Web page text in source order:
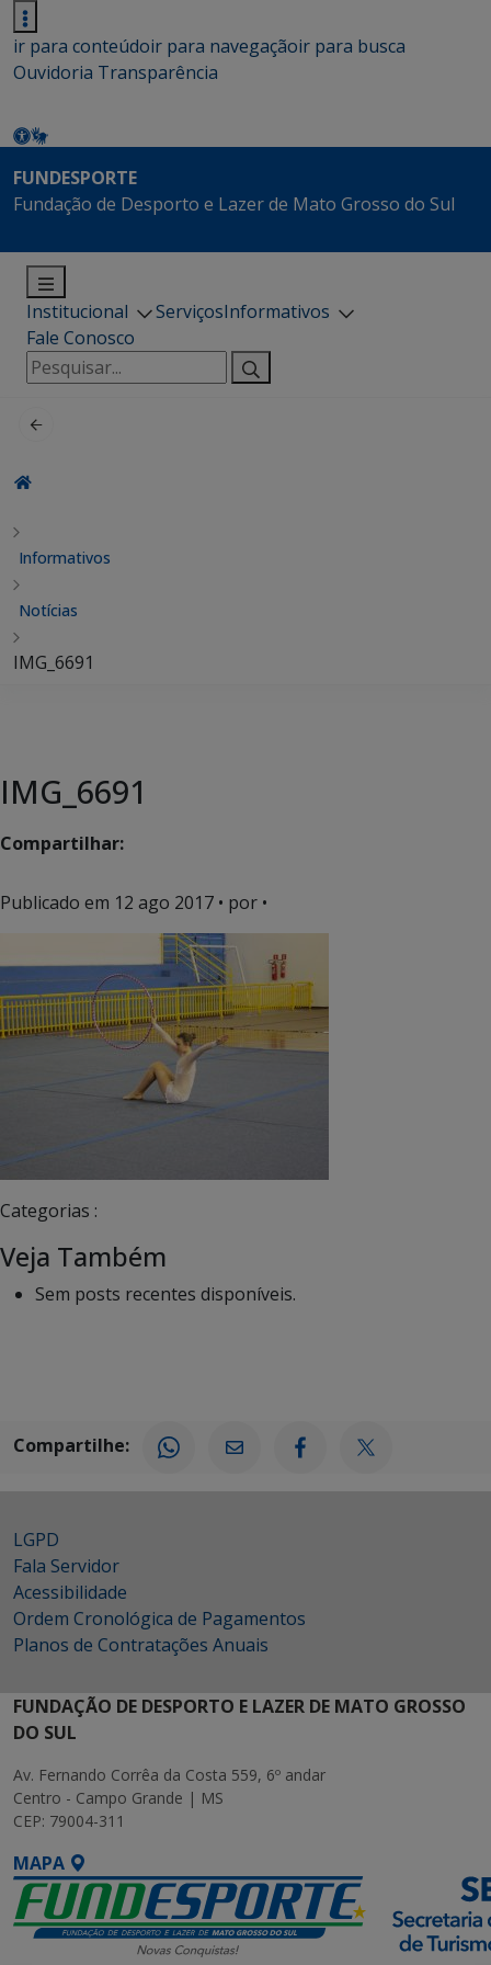
ir para conteúdoir para navegaçãoir para busca
Ouvidoria Transparência
FUNDESPORTE
Fundação de Desporto e Lazer de Mato Grosso do Sul
Institucional ServiçosInformativos
Fale Conosco
Pesquisar
por:
Informativos
Notícias
IMG_6691
IMG_6691
Compartilhar:
Publicado em 12 ago 2017 • por •
Categorias :
Veja Também
Sem posts recentes disponíveis.
Compartilhe:
LGPD
Fala Servidor
Acessibilidade
Ordem Cronológica de Pagamentos
Planos de Contratações Anuais
FUNDAÇÃO DE DESPORTO E LAZER DE MATO GROSSO
DO SUL
Av. Fernando Corrêa da Costa 559, 6º andar
Centro - Campo Grande | MS
CEP: 79004-311
MAPA